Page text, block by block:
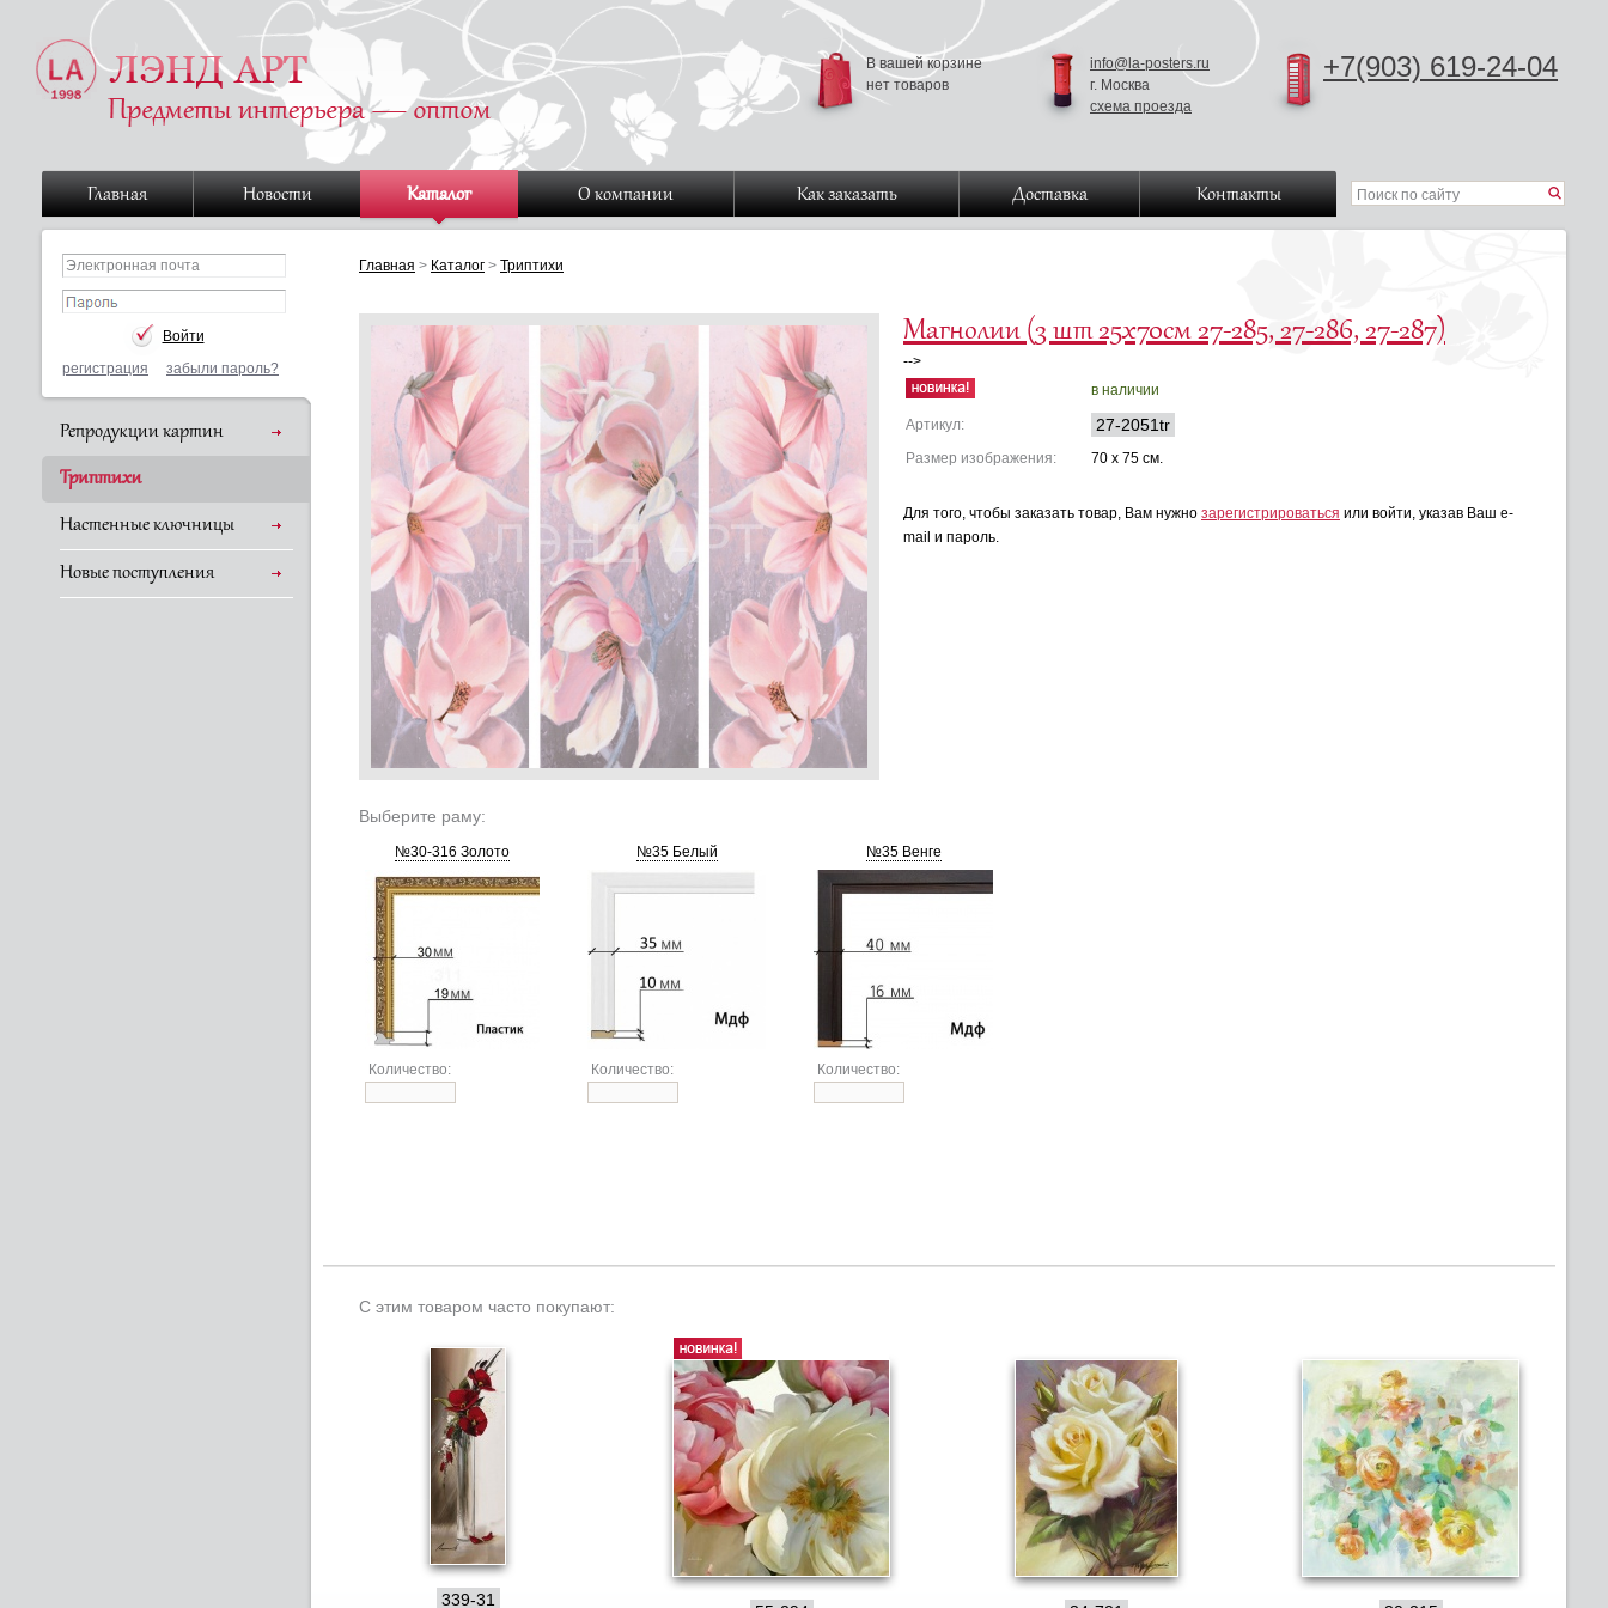
+7(903) 619-24-04
info@la-posters.ru
г. Москва
схема проезда
В вашей корзине
нет товаров
Главная Новости Каталог О компании Как заказать Доставка Контакты
регистрация забыли пароль?
Репродукции картин
Триптихи
Настенные ключницы
Новые поступления
Главная > Каталог > Триптихи
Магнолии (3 шт 25х70см 27-285, 27-286, 27-287)
-->
в наличии
Артикул: 27-2051tr
Размер изображения: 70 x 75 см.
Для того, чтобы заказать товар, Вам нужно зарегистрироваться или войти, указав Ваш e-
mail и пароль.
Выберите раму:
№30-316 Золото
Количество:
№35 Белый
Количество:
№35 Венге
Количество:
С этим товаром часто покупают:
339-31